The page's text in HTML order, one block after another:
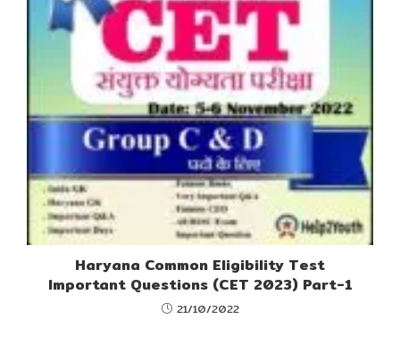
Haryana Common Eligibility Test
Important Questions (CET 2023) Part-1
21/10/2022